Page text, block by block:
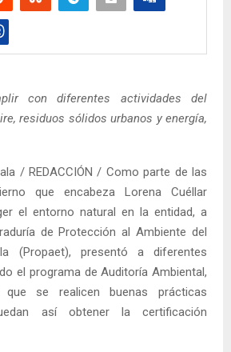
con diferentes actividades del
residuos sólidos urbanos y energía,
/ REDACCIÓN / Como parte de las
que encabeza Lorena Cuéllar
el entorno natural en la entidad, a
de Protección al Ambiente del
(Propaet), presentó a diferentes
el programa de Auditoría Ambiental,
se realicen buenas prácticas
así obtener la certificación